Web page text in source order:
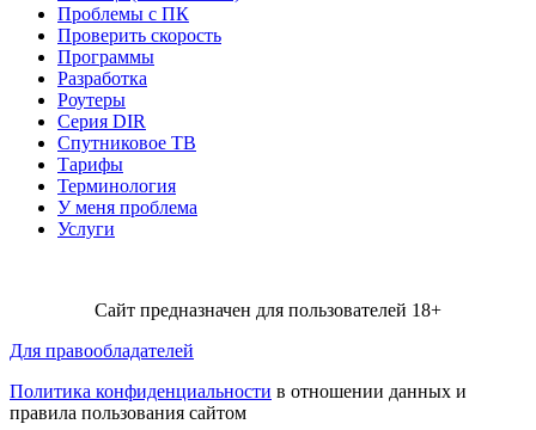
Проблемы с ПК
Проверить скорость
Программы
Разработка
Роутеры
Серия DIR
Спутниковое ТВ
Тарифы
Терминология
У меня проблема
Услуги
Сайт предназначен для пользователей 18+
Для правообладателей
Политика конфиденциальности в отношении данных и
правила пользования сайтом